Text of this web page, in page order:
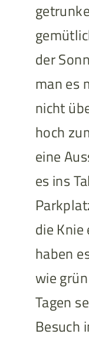
der
man es
nicht
hoch
eine
es ins
die
haben
wie
Tagen
Besuch